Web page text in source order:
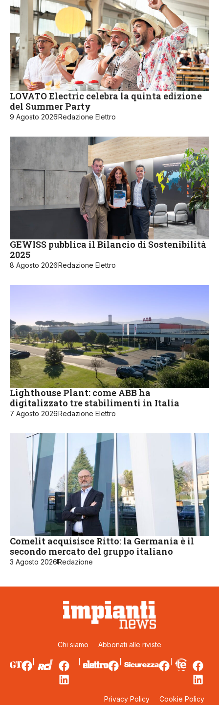
LOVATO Electric celebra la quinta edizione
del Summer Party
9 Agosto 2026Redazione Elettro
GEWISS pubblica il Bilancio di Sostenibilità
2025
8 Agosto 2026Redazione Elettro
Lighthouse Plant: come ABB ha
digitalizzato tre stabilimenti in Italia
7 Agosto 2026Redazione Elettro
Comelit acquisisce Ritto: la Germania è il
secondo mercato del gruppo italiano
3 Agosto 2026Redazione
Chi siamo Abbonati alle riviste
Privacy Policy Cookie Policy